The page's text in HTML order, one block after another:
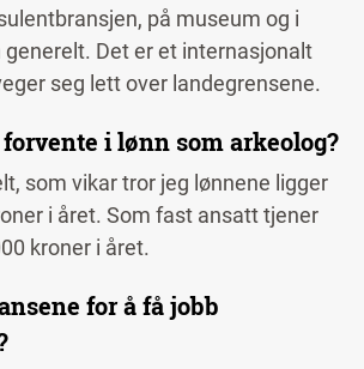
på museum og i
Det er et internasjonalt
seg lett over landegrensene.
i lønn som arkeolog?
som vikar tror jeg lønnene ligger
i året. Som fast ansatt tjener
kroner i året.
for å få jobb